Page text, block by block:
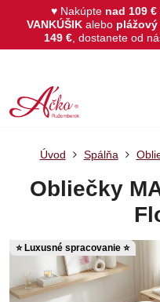
♥ Nakúpte nad 109 €
VANKÚŠIKalebo plážový
149 € , dostanete od
⭐ Luxusné spracovanie ⭐
Úvod Spálňa
Obliečky